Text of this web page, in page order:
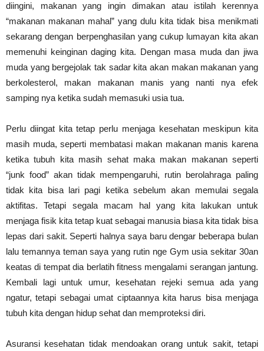
diingini, makanan yang ingin dimakan atau istilah kerennya
“makanan makanan mahal” yang dulu kita tidak bisa menikmati
sekarang dengan berpenghasilan yang cukup lumayan kita akan
memenuhi keinginan daging kita. Dengan masa muda dan jiwa
muda yang bergejolak tak sadar kita akan makan makanan yang
berkolesterol, makan makanan manis yang nanti nya efek
samping nya ketika sudah memasuki usia tua.
Perlu diingat kita tetap perlu menjaga kesehatan meskipun kita
masih muda, seperti membatasi makan makanan manis karena
ketika tubuh kita masih sehat maka makan makanan seperti
“junk food” akan tidak mempengaruhi, rutin berolahraga paling
tidak kita bisa lari pagi ketika sebelum akan memulai segala
aktifitas. Tetapi segala macam hal yang kita lakukan untuk
menjaga fisik kita tetap kuat sebagai manusia biasa kita tidak bisa
lepas dari sakit. Seperti halnya saya baru dengar beberapa bulan
lalu temannya teman saya yang rutin nge Gym usia sekitar 30an
keatas di tempat dia berlatih fitness mengalami serangan jantung.
Kembali lagi untuk umur, kesehatan rejeki semua ada yang
ngatur, tetapi sebagai umat ciptaannya kita harus bisa menjaga
tubuh kita dengan hidup sehat dan memproteksi diri.
Asuransi kesehatan tidak mendoakan orang untuk sakit, tetapi